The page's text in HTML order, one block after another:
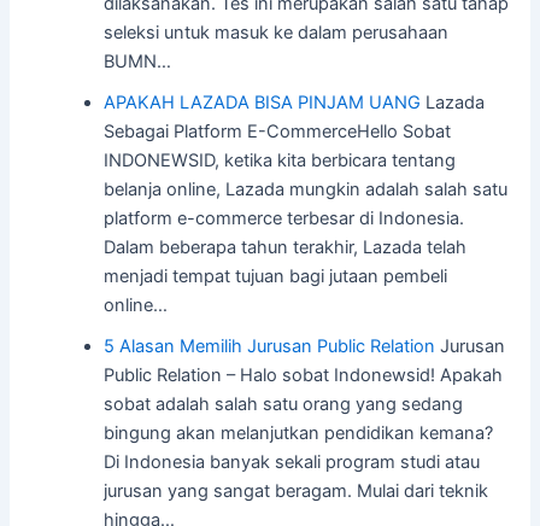
seleksi untuk masuk ke dalam perusahaan
BUMN…
APAKAH LAZADA BISA PINJAM UANG Lazada
Sebagai Platform E-CommerceHello Sobat
INDONEWSID, ketika kita berbicara tentang
belanja online, Lazada mungkin adalah salah satu
platform e-commerce terbesar di Indonesia.
Dalam beberapa tahun terakhir, Lazada telah
menjadi tempat tujuan bagi jutaan pembeli
online…
5 Alasan Memilih Jurusan Public Relation Jurusan
Public Relation – Halo sobat Indonewsid! Apakah
sobat adalah salah satu orang yang sedang
bingung akan melanjutkan pendidikan kemana?
Di Indonesia banyak sekali program studi atau
jurusan yang sangat beragam. Mulai dari teknik
hingga…